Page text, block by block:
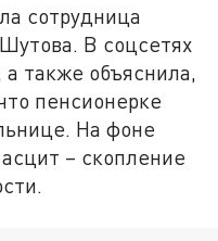
сотрудница
В соцсетях
также объяснила,
пенсионерке
На фоне
– скопление